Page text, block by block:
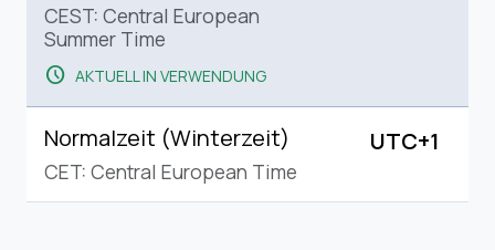
CEST: Central European
Summer Time
schedule AKTUELL IN VERWENDUNG
Normalzeit (Winterzeit)
CET: Central European Time
UTC+1